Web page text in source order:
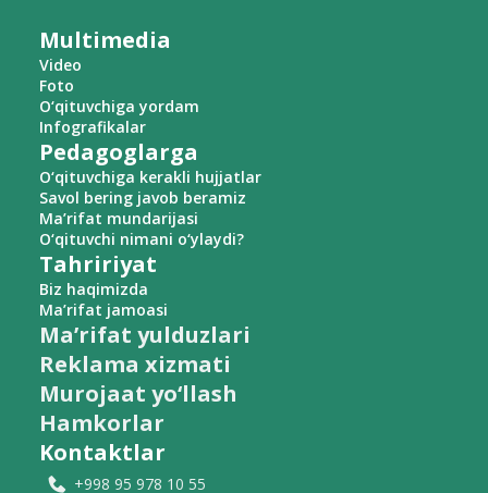
Multimedia
Video
Foto
O‘qituvchiga yordam
Infografikalar
Pedagoglarga
O‘qituvchiga kerakli hujjatlar
Savol bering javob beramiz
Ma’rifat mundarijasi
O‘qituvchi nimani o‘ylaydi?
Tahririyat
Biz haqimizda
Ma’rifat jamoasi
Ma’rifat yulduzlari
Reklama xizmati
Murojaat yo‘llash
Hamkorlar
Kontaktlar
+998 95 978 10 55